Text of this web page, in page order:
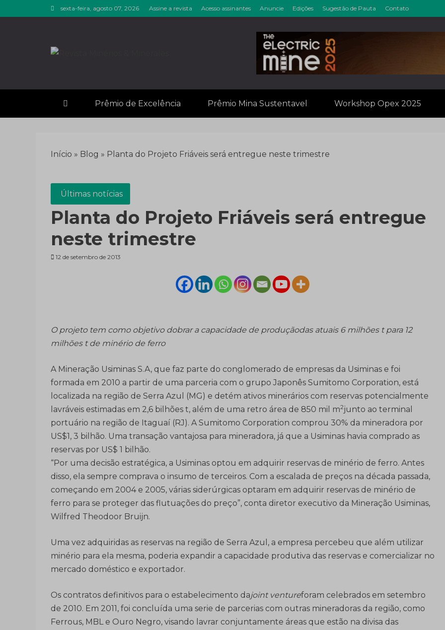
to
sexta-feira, agosto 07, 2026 Assine a revista Acesso assinantes Anuncie Edições Sugestão de Pauta Contato
Revista Minérios &
Prêmio de Excelência Prêmio Mina Sustentavel Workshop Opex 2025
Início » Blog » Planta do Projeto Friáveis será entregue neste trimestre
Últimas notícias
Planta do Projeto Friáveis será entregue
neste trimestre
12 de setembro de 2013
O projeto tem como objetivo dobrar a capacidade de produçãodas atuais 6 milhões t para 12
milhões t de minério de ferro
A Mineração Usiminas S.A, que faz parte do conglomerado de empresas da Usiminas e foi
formada em 2010 a partir de uma parceria com o grupo Japonês Sumitomo Corporation, está
localizada na região de Serra Azul (MG) e detém ativos minerários com reservas potencialmente
lavráveis estimadas em 2,6 bilhões t, além de uma retro área de 850 mil m2junto ao terminal
portuário na região de Itaguaí (RJ). A Sumitomo Corporation comprou 30% da mineradora por
US$1, 3 bilhão. Uma transação vantajosa para mineradora, já que a Usiminas havia comprado as
reservas por US$ 1 bilhão.
“Por uma decisão estratégica, a Usiminas optou em adquirir reservas de minério de ferro. Antes
disso, ela sempre comprava o insumo de terceiros. Com a escalada de preços na década passada,
começando em 2004 e 2005, várias siderúrgicas optaram em adquirir reservas de minério de
ferro para se proteger das flutuações do preço”, conta diretor executivo da Mineração Usiminas,
Wilfred Theodoor Bruijn.
Uma vez adquiridas as reservas na região de Serra Azul, a empresa percebeu que além utilizar
minério para ela mesma, poderia expandir a capacidade produtiva das reservas e comercializar no
mercado doméstico e exportador.
Os contratos definitivos para o estabelecimento dajoint ventureforam celebrados em setembro
de 2010. Em 2011, foi concluída uma serie de parcerias com outras mineradoras da região, como
Ferrous, MBL e Ouro Negro, visando lavrar conjuntamente áreas que estão na divisa das